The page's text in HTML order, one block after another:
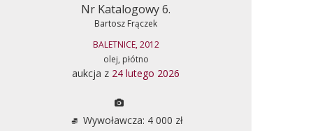
Nr Katalogowy 6.
Bartosz Frączek
BALETNICE, 2012
olej, płótno
aukcja z 24 lutego 2026
Wywoławcza: 4 000 zł